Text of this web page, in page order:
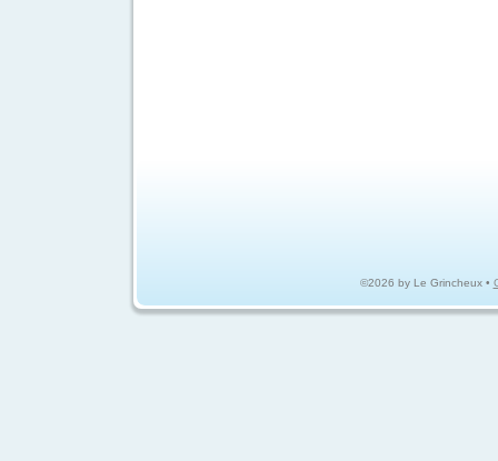
©2026 by Le Grincheux •